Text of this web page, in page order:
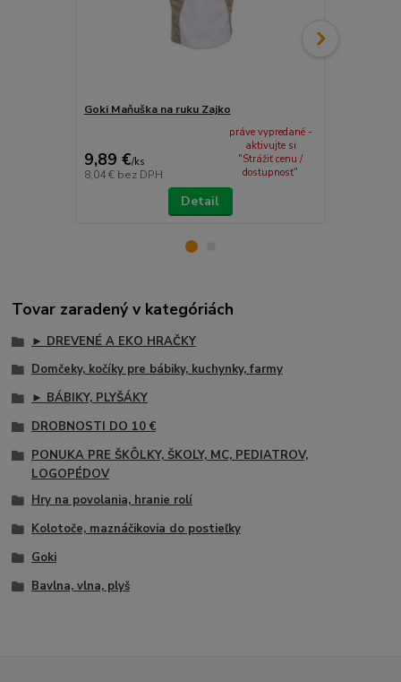
Goki Maňuška na ruku Zajko
9,89 €/ks
8,04 € bez DPH
práve vypredané -
aktivujte si
"Strážiť cenu /
dostupnosť"
Detail
Tovar zaradený v kategóriách
► DREVENÉ A EKO HRAČKY
Domčeky, kočíky pre bábiky, kuchynky, farmy
► BÁBIKY, PLYŠÁKY
DROBNOSTI DO 10 €
PONUKA PRE ŠKÔLKY, ŠKOLY, MC, PEDIATROV,
LOGOPÉDOV
Hry na povolania, hranie rolí
Kolotoče, maznáčikovia do postieľky
Goki
Bavlna, vlna, plyš